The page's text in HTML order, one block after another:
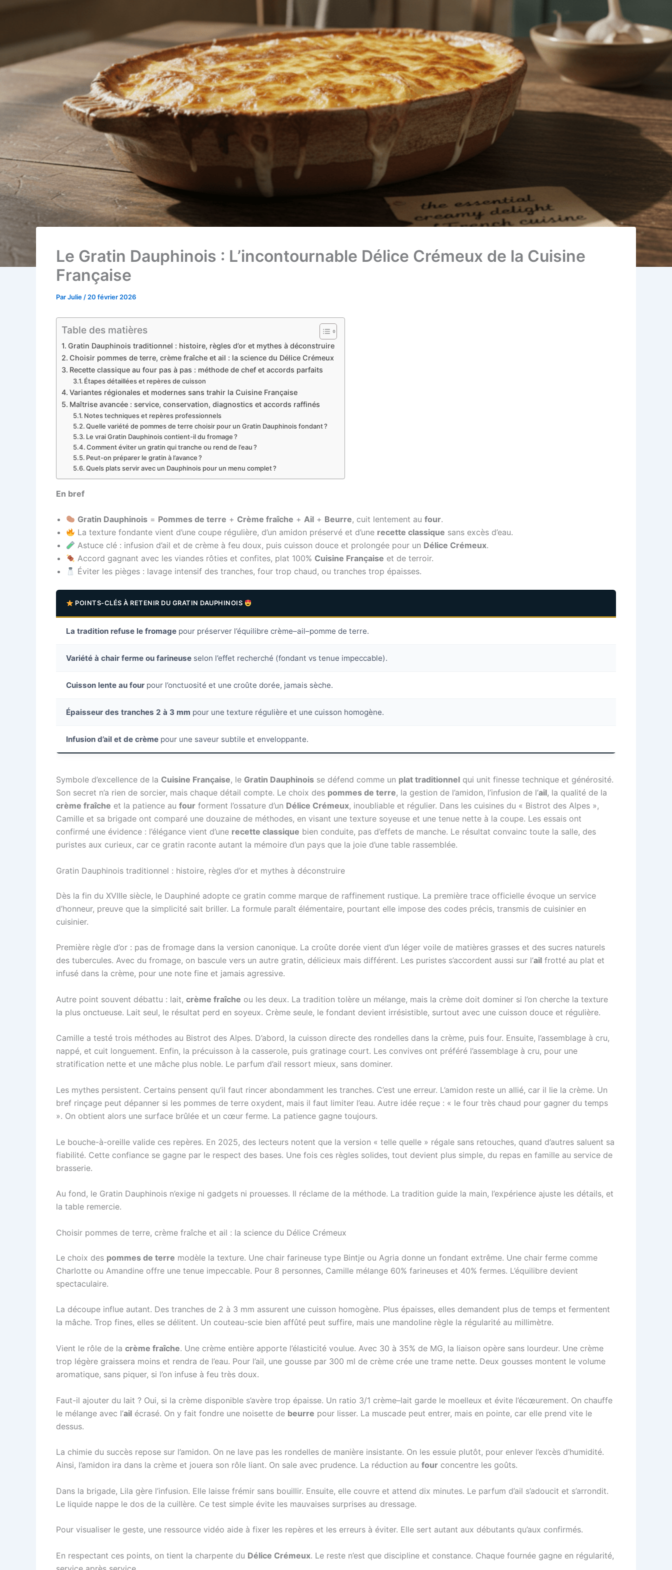
Le Gratin Dauphinois : L’incontournable Délice Crémeux de la Cuisine
Française
ParJulie / 20 février 2026
Table des matières
Gratin Dauphinois traditionnel : histoire, règles d’or et mythes à déconstruire
Choisir pommes de terre, crème fraîche et ail : la science du Délice Crémeux
Recette classique au four pas à pas : méthode de chef et accords parfaits
Étapes détaillées et repères de cuisson
Variantes régionales et modernes sans trahir la Cuisine Française
Maîtrise avancée : service, conservation, diagnostics et accords raffinés
Notes techniques et repères professionnels
Quelle variété de pommes de terre choisir pour un Gratin Dauphinois fondant ?
Le vrai Gratin Dauphinois contient-il du fromage ?
Comment éviter un gratin qui tranche ou rend de l’eau ?
Peut-on préparer le gratin à l’avance ?
Quels plats servir avec un Dauphinois pour un menu complet ?
En bref
Gratin Dauphinois = Pommes de terre + Crème fraîche +Ail + Beurre, cuit lentement aufour.
La texture fondante vient d’une coupe régulière, d’un amidon préservé et d’une recette classique sans excès d’eau.
Astuce clé : infusion d’ail et de crème à feu doux, puis cuisson douce et prolongée pour un Délice Crémeux.
Accord gagnant avec les viandes rôties et confites, plat 100% Cuisine Française et de terroir.
Éviter les pièges : lavage intensif des tranches, four trop chaud, ou tranches trop épaisses.
POINTS-CLÉS À RETENIR DU GRATIN DAUPHINOIS
La tradition refuse le fromage pour préserver l’équilibre crème–ail–pomme de terre.
Variété à chair ferme ou farineuse selon l’effet recherché (fondant vs tenue impeccable).
Cuisson lente au four pour l’onctuosité et une croûte dorée, jamais sèche.
Épaisseur des tranches 2 à 3 mm pour une texture régulière et une cuisson homogène.
Infusion d’ail et de crème pour une saveur subtile et enveloppante.
Symbole d’excellence de la Cuisine Française, le Gratin Dauphinois se défend comme un plat traditionnel qui unit finesse technique et générosité.
Son secret n’a rien de sorcier, mais chaque détail compte. Le choix des pommes de terre, la gestion de l’amidon, l’infusion de l’ail, la qualité de la
crème fraîche et la patience au four forment l’ossature d’un Délice Crémeux, inoubliable et régulier. Dans les cuisines du « Bistrot des Alpes »,
Camille et sa brigade ont comparé une douzaine de méthodes, en visant une texture soyeuse et une tenue nette à la coupe. Les essais ont
confirmé une évidence : l’élégance vient d’une recette classique bien conduite, pas d’effets de manche. Le résultat convainc toute la salle, des
puristes aux curieux, car ce gratin raconte autant la mémoire d’un pays que la joie d’une table rassemblée.
Gratin Dauphinois traditionnel : histoire, règles d’or et mythes à déconstruire
Dès la fin du XVIIIe siècle, le Dauphiné adopte ce gratin comme marque de raffinement rustique. La première trace officielle évoque un service
d’honneur, preuve que la simplicité sait briller. La formule paraît élémentaire, pourtant elle impose des codes précis, transmis de cuisinier en
cuisinier.
Première règle d’or : pas de fromage dans la version canonique. La croûte dorée vient d’un léger voile de matières grasses et des sucres naturels
des tubercules. Avec du fromage, on bascule vers un autre gratin, délicieux mais différent. Les puristes s’accordent aussi sur l’ail frotté au plat et
infusé dans la crème, pour une note fine et jamais agressive.
Autre point souvent débattu : lait, crème fraîche ou les deux. La tradition tolère un mélange, mais la crème doit dominer si l’on cherche la texture
la plus onctueuse. Lait seul, le résultat perd en soyeux. Crème seule, le fondant devient irrésistible, surtout avec une cuisson douce et régulière.
Camille a testé trois méthodes au Bistrot des Alpes. D’abord, la cuisson directe des rondelles dans la crème, puis four. Ensuite, l’assemblage à cru,
nappé, et cuit longuement. Enfin, la précuisson à la casserole, puis gratinage court. Les convives ont préféré l’assemblage à cru, pour une
stratification nette et une mâche plus noble. Le parfum d’ail ressort mieux, sans dominer.
Les mythes persistent. Certains pensent qu’il faut rincer abondamment les tranches. C’est une erreur. L’amidon reste un allié, car il lie la crème. Un
bref rinçage peut dépanner si les pommes de terre oxydent, mais il faut limiter l’eau. Autre idée reçue : « le four très chaud pour gagner du temps
». On obtient alors une surface brûlée et un cœur ferme. La patience gagne toujours.
Le bouche-à-oreille valide ces repères. En 2025, des lecteurs notent que la version « telle quelle » régale sans retouches, quand d’autres saluent sa
fiabilité. Cette confiance se gagne par le respect des bases. Une fois ces règles solides, tout devient plus simple, du repas en famille au service de
brasserie.
Au fond, le Gratin Dauphinois n’exige ni gadgets ni prouesses. Il réclame de la méthode. La tradition guide la main, l’expérience ajuste les détails, et
la table remercie.
Choisir pommes de terre, crème fraîche et ail : la science du Délice Crémeux
Le choix des pommes de terre modèle la texture. Une chair farineuse type Bintje ou Agria donne un fondant extrême. Une chair ferme comme
Charlotte ou Amandine offre une tenue impeccable. Pour 8 personnes, Camille mélange 60% farineuses et 40% fermes. L’équilibre devient
spectaculaire.
La découpe influe autant. Des tranches de 2 à 3 mm assurent une cuisson homogène. Plus épaisses, elles demandent plus de temps et fermentent
la mâche. Trop fines, elles se délitent. Un couteau-scie bien affûté peut suffire, mais une mandoline règle la régularité au millimètre.
Vient le rôle de la crème fraîche. Une crème entière apporte l’élasticité voulue. Avec 30 à 35% de MG, la liaison opère sans lourdeur. Une crème
trop légère graissera moins et rendra de l’eau. Pour l’ail, une gousse par 300 ml de crème crée une trame nette. Deux gousses montent le volume
aromatique, sans piquer, si l’on infuse à feu très doux.
Faut-il ajouter du lait ? Oui, si la crème disponible s’avère trop épaisse. Un ratio 3/1 crème–lait garde le moelleux et évite l’écœurement. On chauffe
le mélange avec l’ail écrasé. On y fait fondre une noisette de beurre pour lisser. La muscade peut entrer, mais en pointe, car elle prend vite le
dessus.
La chimie du succès repose sur l’amidon. On ne lave pas les rondelles de manière insistante. On les essuie plutôt, pour enlever l’excès d’humidité.
Ainsi, l’amidon ira dans la crème et jouera son rôle liant. On sale avec prudence. La réduction au four concentre les goûts.
Dans la brigade, Lila gère l’infusion. Elle laisse frémir sans bouillir. Ensuite, elle couvre et attend dix minutes. Le parfum d’ail s’adoucit et s’arrondit.
Le liquide nappe le dos de la cuillère. Ce test simple évite les mauvaises surprises au dressage.
Pour visualiser le geste, une ressource vidéo aide à fixer les repères et les erreurs à éviter. Elle sert autant aux débutants qu’aux confirmés.
En respectant ces points, on tient la charpente du Délice Crémeux. Le reste n’est que discipline et constance. Chaque fournée gagne en régularité,